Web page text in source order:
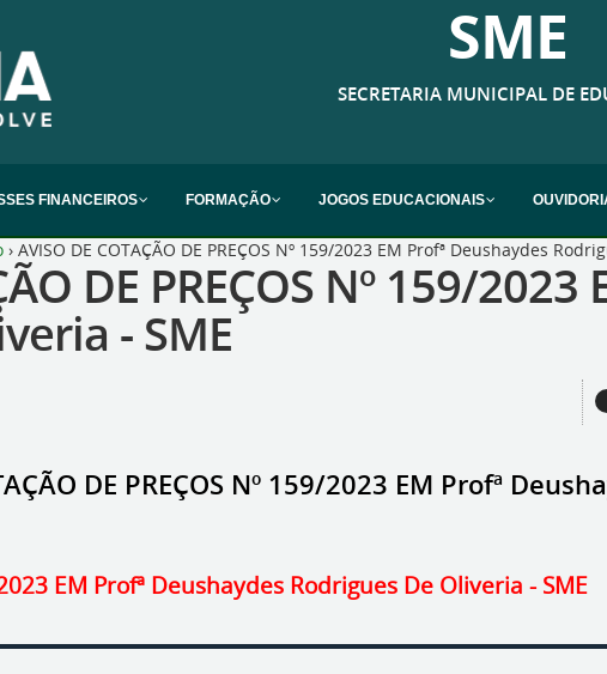
SME
SECRETARIA MUNICIPAL DE
FINANCEIROS FORMAÇÃO JOGOS EDUCACIONAIS
› AVISO DE COTAÇÃO DE PREÇOS Nº 159/2023 EM Profª Deushaydes
DE PREÇOS Nº 159/
- SME
DE PREÇOS Nº 159/2023 EM Profª
EM Profª Deushaydes Rodrigues De Oliveria - SME